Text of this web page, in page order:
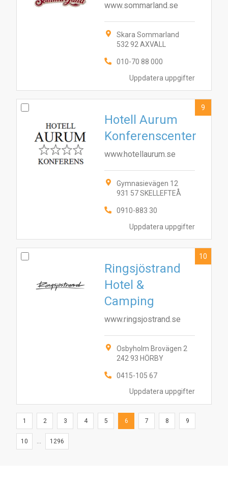
Uppdatera uppgifter
www.sommarland.se
Skara Sommarland
532 92 AXVALL
010-70 88 000
Uppdatera uppgifter
Hotell Aurum
Konferenscenter
www.hotellaurum.se
Gymnasievägen 12
931 57 SKELLEFTEÅ
0910-883 30
9
Uppdatera uppgifter
Ringsjöstrand
Hotel &
Camping
www.ringsjostrand.se
Osbyholm Brovägen 2
242 93 HÖRBY
0415-105 67
10
1 2 3 4 5 6 7 8 9
10 ... 1296